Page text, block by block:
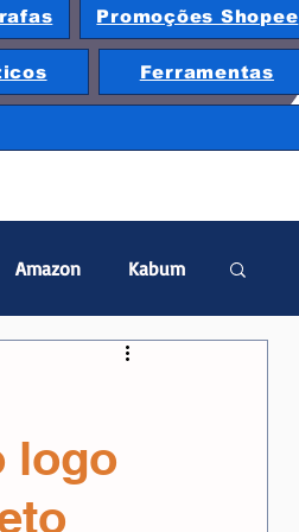
Promoções Shopee
Ferramentas
Amazon Kabum
Projetor
Banggood
logo